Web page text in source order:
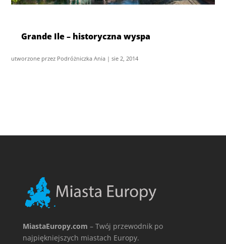
Grande Ile – historyczna wyspa
utworzone przez Podróżniczka Ania |sie 2, 2014
MiastaEuropy.com – Twój przewodnik po
najpiękniejszych miastach Europy.